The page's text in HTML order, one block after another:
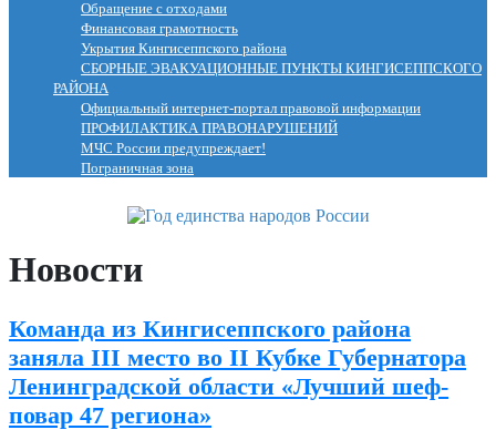
Обращение с отходами
Финансовая грамотность
Укрытия Кингисеппского района
СБОРНЫЕ ЭВАКУАЦИОННЫЕ ПУНКТЫ КИНГИСЕППСКОГО
РАЙОНА
Официальный интернет-портал правовой информации
ПРОФИЛАКТИКА ПРАВОНАРУШЕНИЙ
МЧС России предупреждает!
Пограничная зона
Новости
Команда из Кингисеппского района
заняла III место во II Кубке Губернатора
Ленинградской области «Лучший шеф-
повар 47 региона»